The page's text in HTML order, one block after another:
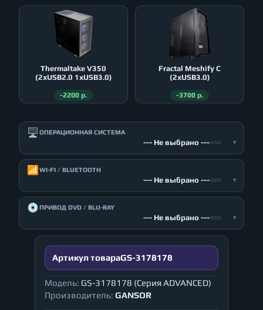
Thermaltake V350
(2xUSB2.0 1xUSB3.0)
-2200 р.
Fractal Meshify C
(2xUSB3.0)
-3700 р.
🖥️ ОПЕРАЦИОННАЯ СИСТЕМА
--- Не выбрано --- ▾
📶 WI-FI / BLUETOOTH
--- Не выбрано --- ▾
💿ПРИВОД DVD / BLU-RAY
--- Не выбрано --- ▾
Артикул товараGS-3178178
Модель: GS-3178178 (Серия ADVANCED)
Производитель: GANSOR